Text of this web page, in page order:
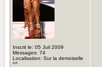
Inscrit le: 05 Juil 2009
Messages: 74
Localisation: Sur la demoiselle
^^